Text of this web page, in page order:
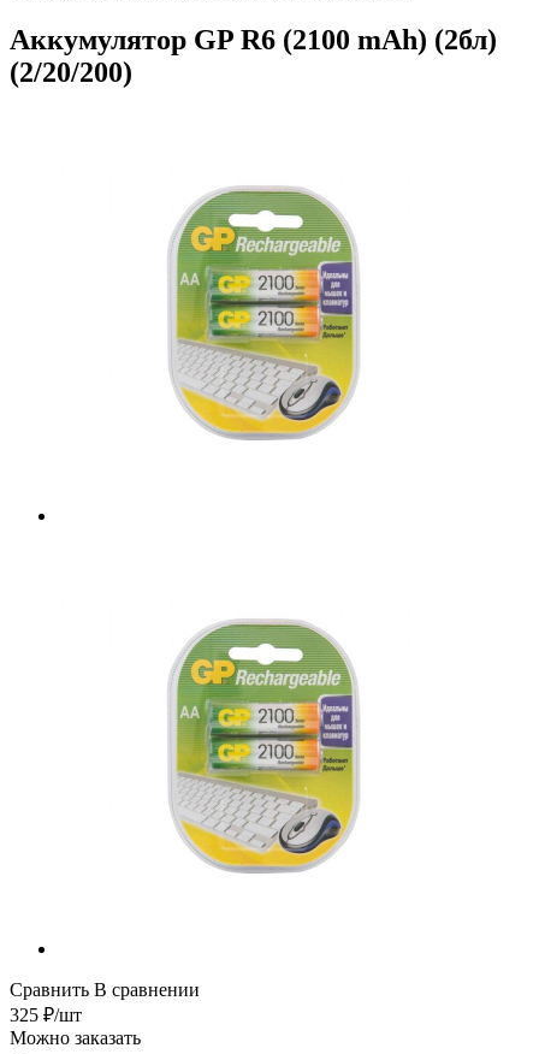
Аккумулятор GP R6 (2100 mAh) (2бл)
(2/20/200)
Сравнить В сравнении
325 ₽/шт
Можно заказать